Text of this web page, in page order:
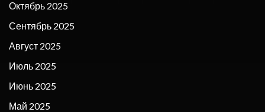
Октябрь 2025
Сентябрь 2025
Август 2025
Июль 2025
Июнь 2025
Май 2025